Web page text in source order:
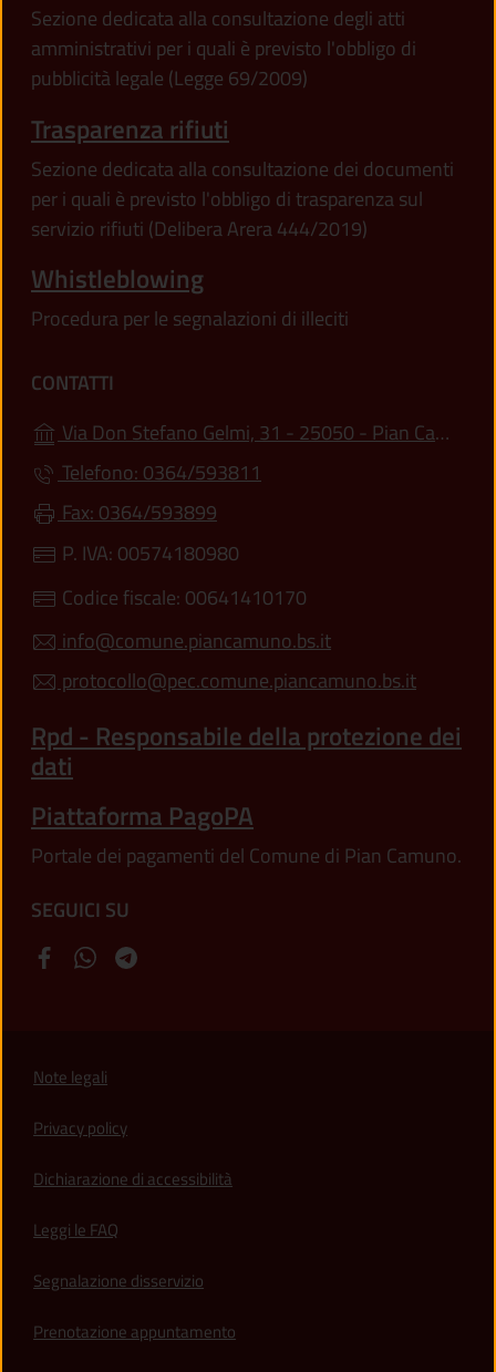
Sezione dedicata alla consultazione degli atti
amministrativi per i quali è previsto l'obbligo di
pubblicità legale (Legge 69/2009)
Trasparenza rifiuti
Sezione dedicata alla consultazione dei documenti
per i quali è previsto l'obbligo di trasparenza sul
servizio rifiuti (Delibera Arera 444/2019)
Whistleblowing
Procedura per le segnalazioni di illeciti
CONTATTI
Via Don Stefano Gelmi, 31 - 25050 - Pian Camuno (BS)
Telefono: 0364/593811
Fax: 0364/593899
P. IVA: 00574180980
Codice fiscale: 00641410170
info@comune.piancamuno.bs.it
protocollo@pec.comune.piancamuno.bs.it
Rpd - Responsabile della protezione dei
dati
Piattaforma PagoPA
Portale dei pagamenti del Comune di Pian Camuno.
SEGUICI SU
Note legali
Privacy policy
Dichiarazione di accessibilità
Leggi le FAQ
Segnalazione disservizio
Prenotazione appuntamento